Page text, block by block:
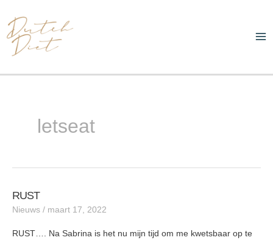
naar
de
inhoud
letseat
RUST
Nieuws / maart 17, 2022
RUST…. Na Sabrina is het nu mijn tijd om me kwetsbaar op te
RUST